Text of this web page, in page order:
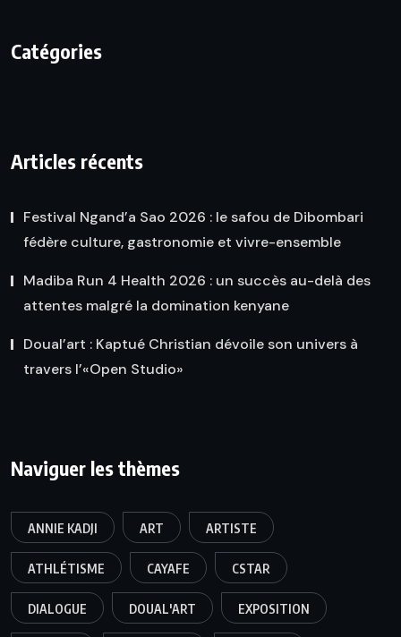
Catégories
Articles récents
Festival Ngand’a Sao 2026 : le safou de Dibombari
fédère culture, gastronomie et vivre-ensemble
Madiba Run 4 Health 2026 : un succès au-delà des
attentes malgré la domination kenyane
Doual’art : Kaptué Christian dévoile son univers à
travers l’«Open Studio»
Naviguer les thèmes
ANNIE KADJI ART ARTISTE
ATHLÉTISME CAYAFE CSTAR
DIALOGUE DOUAL'ART EXPOSITION